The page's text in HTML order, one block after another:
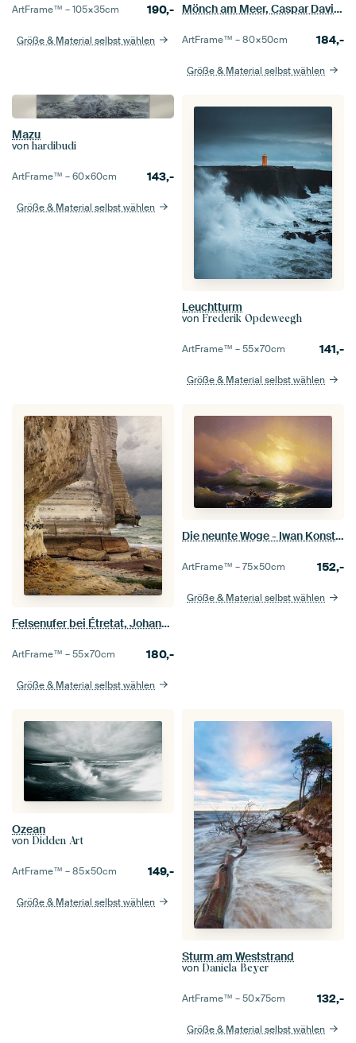
ArtFrame™ –105×35cm 190,-
Größe & Material selbst wählen
Mönch am Meer, Caspar David Friedrich
ArtFrame™ –80×50cm 184,-
Größe & Material selbst wählen
Mazu
von hardibudi
ArtFrame™ –60×60cm 143,-
Größe & Material selbst wählen
Leuchtturm
von Frederik Opdeweegh
ArtFrame™ –55×70cm 141,-
Größe & Material selbst wählen
Felsenufer bei Étretat, Johann Wilhelm Schirmer
ArtFrame™ –55×70cm 180,-
Größe & Material selbst wählen
Die neunte Woge - Iwan Konstantinowitsch Aiwasowski
ArtFrame™ –75×50cm 152,-
Größe & Material selbst wählen
Ozean
von Didden Art
ArtFrame™ –85×50cm 149,-
Größe & Material selbst wählen
Sturm am Weststrand
von Daniela Beyer
ArtFrame™ –50×75cm 132,-
Größe & Material selbst wählen